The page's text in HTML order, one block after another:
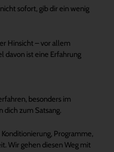
sofort, gib dir ein wenig
Hinsicht – vor allem
davon ist eine Erfahrung
besonders im
dich zum Satsang.
Programme,
Wir gehen diesen Weg mit